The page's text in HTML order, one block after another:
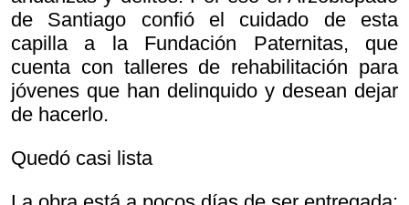
de Santiago confió el cuidado de esta
capilla a la Fundación Paternitas, que
cuenta con talleres de rehabilitación para
jóvenes que han delinquido y desean dejar
de hacerlo.
Quedó casi lista